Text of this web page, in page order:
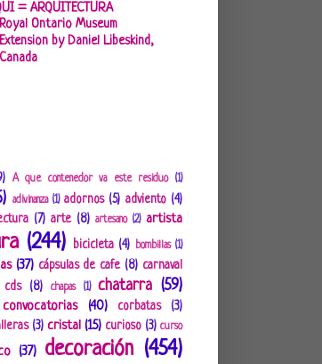
= ARQUITECTURA
Royal Ontario Museum
Extension by Daniel Libeskind,
Canada
A que contenedor va este residuo (1)
adivinanza (1) adornos (5) adviento (4)
(7) arte (8) artesano (2) artista
(244) bicicleta (4) bombillas (1)
(37) cápsulas de cafe (8) carnaval
cds (8) chapas (1) chatarra (59)
convocatorias (40) corbatas (3)
(3) cristal (15) curioso (3) curso
(37) decoración (454)